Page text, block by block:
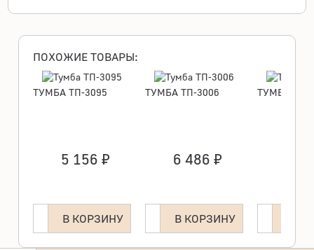
ПОХОЖИЕ ТОВАРЫ:
ТУМБА ТП-3095
В КОРЗИНУ
ТУМБА ТП-3006
В КОРЗИНУ
ТУМБА ТП-